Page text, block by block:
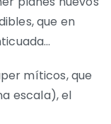
que en
míticos, que
escala), el